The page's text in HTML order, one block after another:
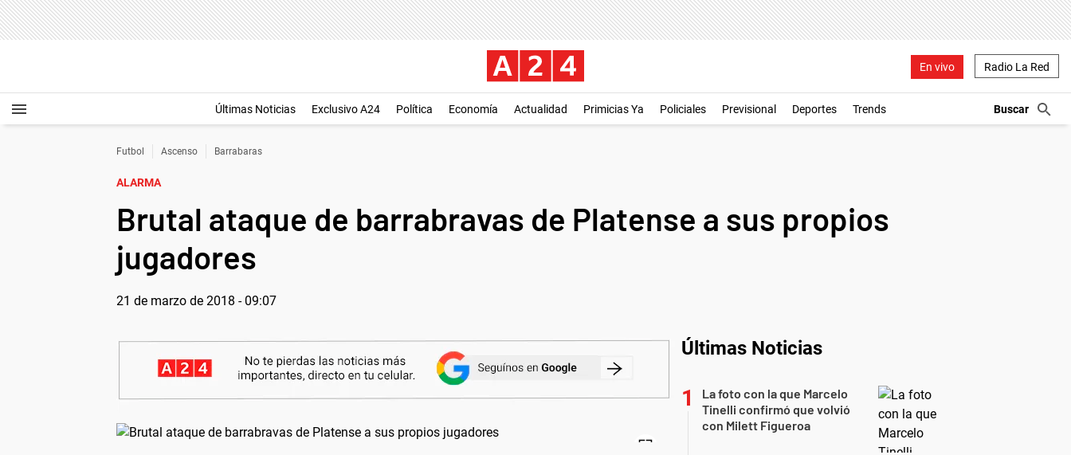
En vivo Radio La Red
Últimas Noticias Exclusivo A24 Política Economía Actualidad Primicias Ya Policiales Previsional Deportes Trends
Futbol Ascenso Barrabaras
ALARMA
Brutal ataque de barrabravas de Platense a sus propios
jugadores
21 de marzo de 2018 - 09:07
Últimas Noticias
La foto con la que Marcelo
Tinelli confirmó que volvió
con Milett Figueroa